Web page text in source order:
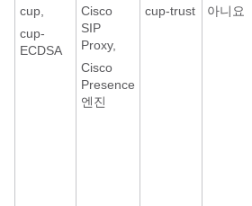
cup,
cup-
ECDSA
Cisco
SIP
Proxy,
Cisco
Presence
엔진
cup-trust 아니요